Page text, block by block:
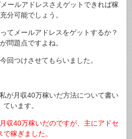
ールアドレスさえゲットできれば稼
分可能でしょう。
てメールアドレスをゲットするか？
問題点ですよね。
回つけさせてもらいました。
が月収40万稼いだ方法について書い
ています。
収40万稼いだのですが、主にアドセ
で稼ぎました。